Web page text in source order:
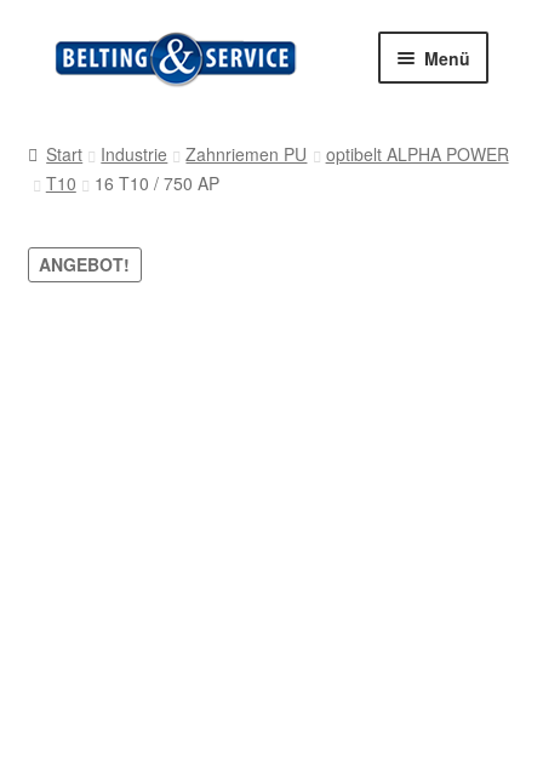
Zur
Navigation
Zum
Inhalt
Menü
AGB
Blog
Start Industrie Zahnriemen PU
optibelt ALPHA POWER
T10
16 T10 / 750 AP
ANGEBOT!